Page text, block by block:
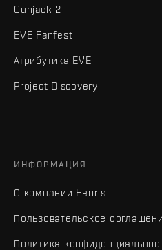
Gunjack 2
EVE Fanfest
Атрибутика EVE
Project Discovery
ИНФОРМАЦИЯ
О компании Fenris
Пользовательское
Политика